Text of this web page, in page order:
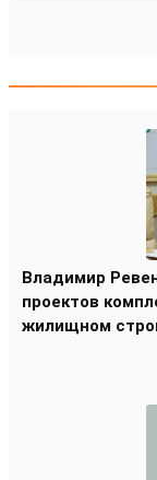
Владимир
проектов
жилищном